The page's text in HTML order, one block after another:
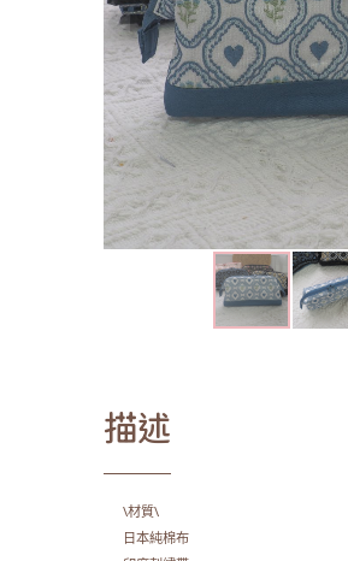
描述
\材質\
日本純棉布